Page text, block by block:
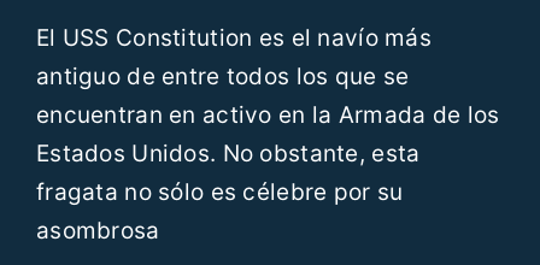
El USS Constitution es el navío más
antiguo de entre todos los que se
encuentran en activo en la Armada de los
Estados Unidos. No obstante, esta
fragata no sólo es célebre por su
asombrosa